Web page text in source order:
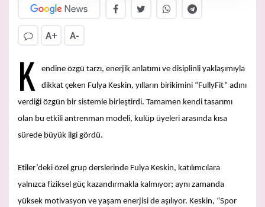
A+ A-
K
endine özgü tarzı, enerjik anlatımı ve disiplinli yaklaşımıyla
dikkat çeken Fulya Keskin, yılların birikimini “FullyFit” adını
verdiği özgün bir sistemle birleştirdi. Tamamen kendi tasarımı
olan bu etkili antrenman modeli, kulüp üyeleri arasında kısa
sürede büyük ilgi gördü.
Etiler’deki özel grup derslerinde Fulya Keskin, katılımcılara
yalnızca fiziksel güç kazandırmakla kalmıyor; aynı zamanda
yüksek motivasyon ve yaşam enerjisi de aşılıyor. Keskin, “Spor